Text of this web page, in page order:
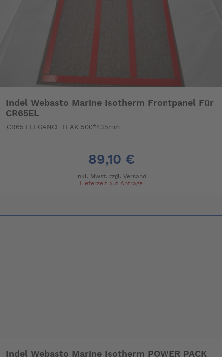
Indel Webasto Marine Isotherm Frontpanel Für
CR65EL
CR65 ELEGANCE TEAK 500*435mm
89,10 €
inkl. Mwst. zzgl. Versand
Lieferzeit auf Anfrage
Indel Webasto Marine Isotherm POWER PACK